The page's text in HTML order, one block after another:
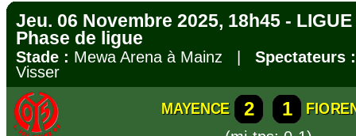
Jeu. 06 Novembre 2025, 18h45 -
Phase de ligue
Stade : Mewa Arena à Mainz | Spectateurs :
Visser
MAYENCE 2 1